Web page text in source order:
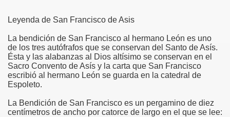
Leyenda de San Francisco de Asis
La bendición de San Francisco al hermano León es uno
de los tres autófrafos que se conservan del Santo de Asís.
Ésta y las alabanzas al Dios altísimo se conservan en el
Sacro Convento de Asís y la carta que San Francisco
escribió al hermano León se guarda en la catedral de
Espoleto.
La Bendición de San Francisco es un pergamino de diez
centímetros de ancho por catorce de largo en el que se lee: